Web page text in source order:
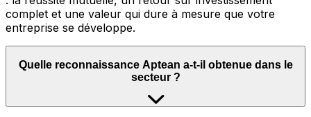
complet et une valeur qui dure à mesure que votre
entreprise se développe.
Quelle reconnaissance Aptean a-t-il obtenue dans le
secteur ?